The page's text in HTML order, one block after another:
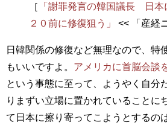
［
「謝罪発言の韓国議長 日
２０前に修復狙う」
<< 「産経
日韓関係の修復など無理なので、特
もいいですよ。 アメリカに首脳会談
という事態に至って、ようやく自分
りまずい立場に置かれていることに
て日本に擦り寄ってこようとするの